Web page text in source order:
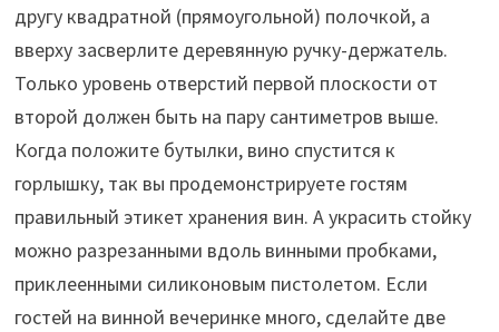
другу квадратной (прямоугольной) полочкой, а
вверху засверлите деревянную ручку-держатель.
Только уровень отверстий первой плоскости от
второй должен быть на пару сантиметров выше.
Когда положите бутылки, вино спустится к
горлышку, так вы продемонстрируете гостям
правильный этикет хранения вин. А украсить стойку
можно разрезанными вдоль винными пробками,
приклеенными силиконовым пистолетом. Если
гостей на винной вечеринке много, сделайте две